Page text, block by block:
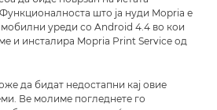
што ја нуди Mopria е
уреди со Android 4.4 во кои
и инсталира Mopria Print Service од
да бидат недостапни кај овие
Ве молиме погледнете го